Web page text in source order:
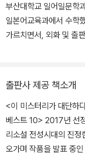
세계에 서》로 제29회
야마다후타로상, 2011
별상을 수상하는 등 신
호러부터 SF, 청춘미스
한 ‘비’ 시리즈 두 번째
공포를 선사하는 세 편
편마다 신선한 소재를
론, 예측불가능한 전개
부산대학교 일어일문학
일본어교육과에서 수학
가르치면서, 외화 및 출
『검은 집』, 『푸른 불꽃』
『방황하는 칼날』, 『공
밤』 등이 있다.
출판사 제공 책소개
<이 미스터리가 대단하
베스트 10> 2017년 선정! 『검은 집』 작가 기시 유스케의 최신
리소설 전성시대의 진정한 퍼즐러 작품
오가며 작품을 발표 중